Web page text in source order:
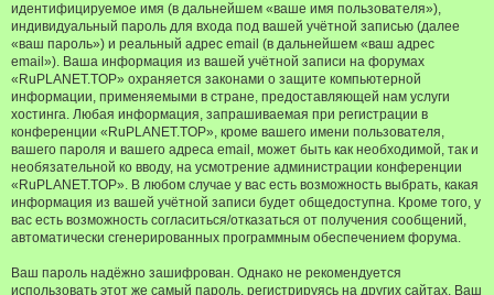
идентифицируемое имя (в дальнейшем «ваше имя пользователя»),
индивидуальный пароль для входа под вашей учётной записью (далее
«ваш пароль») и реальный адрес email (в дальнейшем «ваш адрес
email»). Ваша информация из вашей учётной записи на форумах
«RuPLANET.TOP» охраняется законами о защите компьютерной
информации, применяемыми в стране, предоставляющей нам услуги
хостинга. Любая информация, запрашиваемая при регистрации в
конференции «RuPLANET.TOP», кроме вашего имени пользователя,
вашего пароля и вашего адреса email, может быть как необходимой, так и
необязательной ко вводу, на усмотрение администрации конференции
«RuPLANET.TOP». В любом случае у вас есть возможность выбрать, какая
информация из вашей учётной записи будет общедоступна. Кроме того, у
вас есть возможность согласиться/отказаться от получения сообщений,
автоматически сгенерированных программным обеспечением форума.
Ваш пароль надёжно зашифрован. Однако не рекомендуется
использовать этот же самый пароль, регистрируясь на других сайтах. Ваш